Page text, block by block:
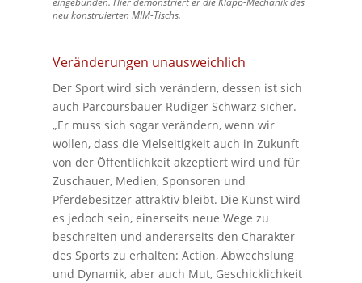
neu konstruierten MIM-Tischs.
Veränderungen unausweichlich
Der Sport wird sich verändern, dessen ist sich
auch Parcoursbauer Rüdiger Schwarz sicher.
„Er muss sich sogar verändern, wenn wir
wollen, dass die Vielseitigkeit auch in Zukunft
von der Öffentlichkeit akzeptiert wird und für
Zuschauer, Medien, Sponsoren und
Pferdebesitzer attraktiv bleibt. Die Kunst wird
es jedoch sein, einerseits neue Wege zu
beschreiten und andererseits den Charakter
des Sports zu erhalten: Action, Abwechslung
und Dynamik, aber auch Mut, Geschicklichkeit